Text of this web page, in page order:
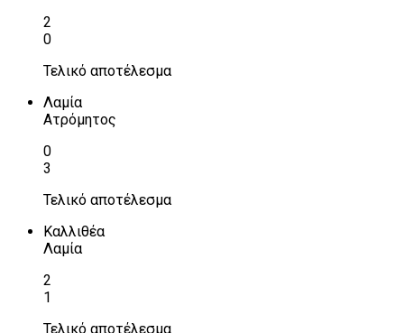
2
0
Τελικό αποτέλεσμα
Λαμία
Ατρόμητος
0
3
Τελικό αποτέλεσμα
Καλλιθέα
Λαμία
2
1
Τελικό αποτέλεσμα